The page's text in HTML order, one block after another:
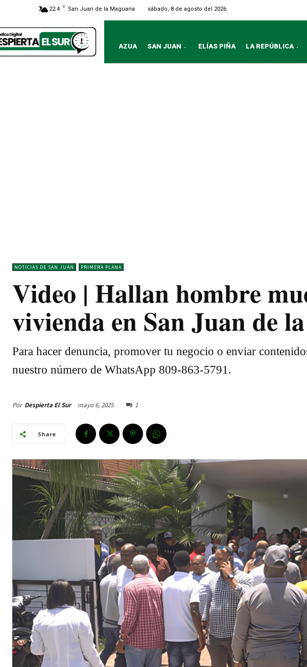
22.4 C San Juan de la Maguana sábado, 8 de agosto del 2026
AZUA SAN JUAN ELÍAS PIÑA LA REPÚBLICA
NOTICIAS DE SAN JUAN PRIMERA PLANA
Video | Hallan hombre
vivienda en San Juan de
Para hacer denuncia, promover tu negocio o enviar
nuestro número de WhatsApp 809-863-5791.
Por Despierta El Sur mayo 6, 2025 1
Share